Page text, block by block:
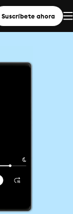
Suscríbete ahora